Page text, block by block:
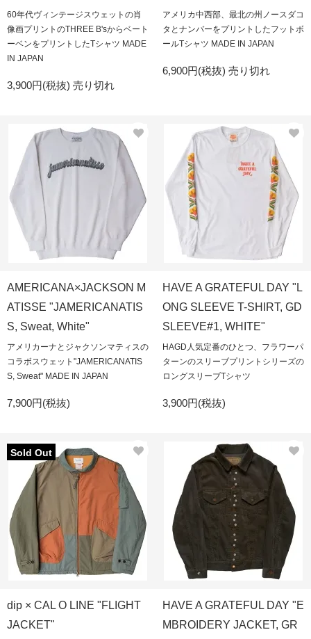
60年代ヴィンテージスウェットの肖
像画プリントのTHREE B'sからベート
ーベンをプリントしたTシャツ MADE
IN JAPAN
3,900円(税抜) 売り切れ
アメリカ中西部、最北の州ノースダコ
タとナンバーをプリントしたフットボ
ールTシャツ MADE IN JAPAN
6,900円(税抜) 売り切れ
AMERICANA×JACKSON M
ATISSE "JAMERICANATIS
S, Sweat, White"
アメリカーナとジャクソンマティスの
コラボスウェット"JAMERICANATIS
S, Sweat" MADE IN JAPAN
7,900円(税抜)
HAVE A GRATEFUL DAY "L
ONG SLEEVE T-SHIRT, GD
SLEEVE#1, WHITE"
HAGD人気定番のひとつ、フラワーパ
ターンのスリーブプリントシリーズの
ロングスリーブTシャツ
3,900円(税抜)
Sold Out
dip × CAL O LINE "FLIGHT
JACKET"
HAVE A GRATEFUL DAY "E
MBROIDERY JACKET, GR